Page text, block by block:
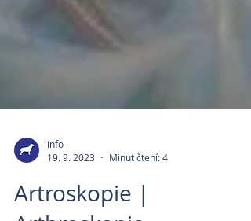
info
19. 9. 2023
Minut čtení: 4